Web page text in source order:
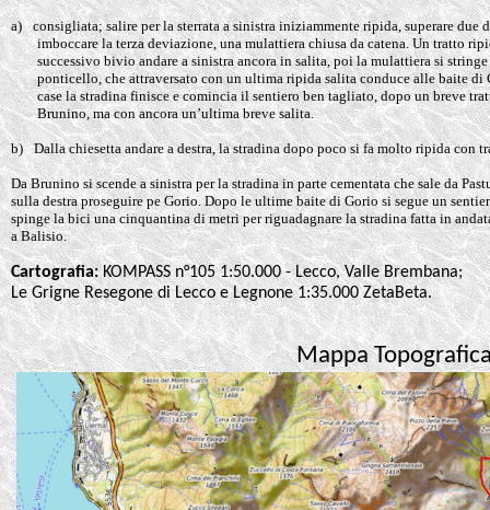
a)
consigliata; salire per la sterrata a sinistra iniziammente ripida, superare due
imboccare la terza deviazione, una mulattiera chiusa da catena. Un tratto
successivo bivio andare a sinistra ancora in salita, poi la mulattiera si
ponticello, che attraversato con un ultima ripida salita conduce alle baite di
case la stradina finisce e comincia il sentiero ben tagliato, dopo un breve
Brunino, ma con ancora un’ultima breve salita.
b) Dalla chiesetta andare a destra, la stradina dopo poco si fa molto ripida con
Da Brunino si scende a sinistra per la stradina in parte cementata che sale da
sulla destra proseguire pe Gorio. Dopo le ultime baite di Gorio si segue un
spinge la bici una cinquantina di metri per riguadagnare la stradina fatta in
a Balisio.
Cartografia:KOMPASS n°105 1:50.000 - Lecco, Valle Brembana;
Le Grigne Resegone di Lecco e Legnone 1:35.000 ZetaBeta.
Mappa